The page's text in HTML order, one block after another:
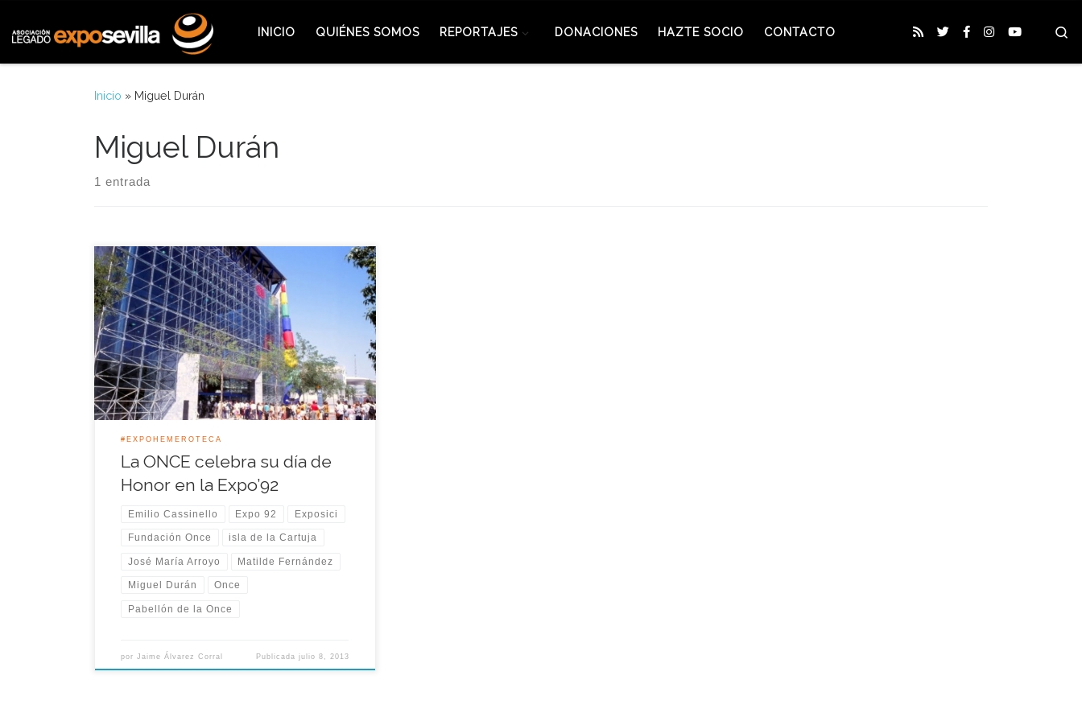
INICIO QUIÉNES SOMOS REPORTAJES DONACIONES HAZTE SOCIO CONTACTO
Inicio » Miguel Durán
Miguel Durán
1 entrada
Nos trasladamos al 8 de Julio de 1992, fecha en la
que se celebró en el recinto de la Exposición
Universal de Sevilla el día de Honor de la ONCE en
una Exposición sin barreras, este fue el lema de
esta entidad que consiguió que cualquier persona
con minusvalía tuviera […]
#EXPOHEMEROTECA
La ONCE celebra su día de
Honor en la Expo’92
Emilio Cassinello Expo 92 Exposici
Fundación Once isla de la Cartuja
José María Arroyo Matilde Fernández
Miguel Durán Once
Pabellón de la Once
porJaime Álvarez Corral Publicada julio 8, 2013